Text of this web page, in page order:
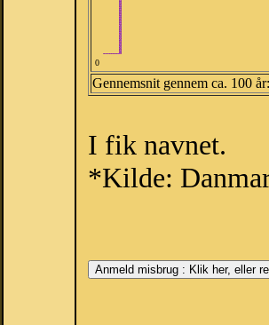
0
Gennemsnit gennem ca. 100
I fik navnet.
*Kilde: